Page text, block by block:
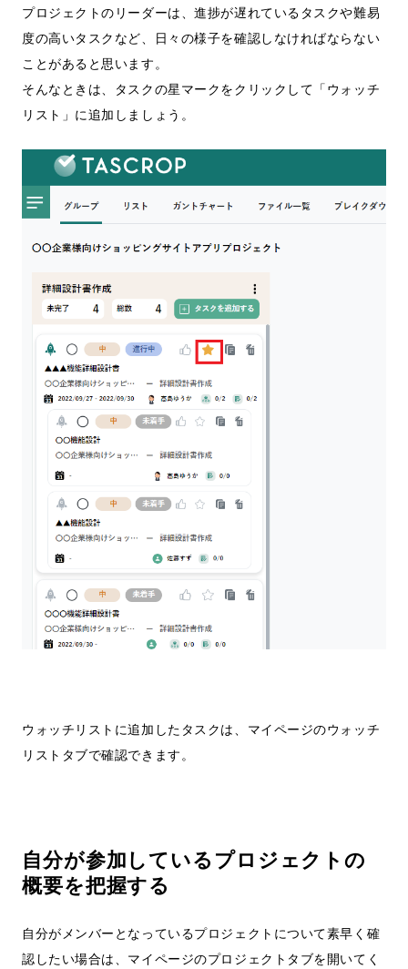
プロジェクトのリーダーは、進捗が遅れているタスクや難易
度の高いタスクなど、日々の様子を確認しなければならない
ことがあると思います。
そんなときは、タスクの星マークをクリックして「ウォッチ
リスト」に追加しましょう。
ウォッチリストに追加したタスクは、マイページのウォッチ
リストタブで確認できます。
自分が参加しているプロジェクトの
概要を把握する
自分がメンバーとなっているプロジェクトについて素早く確
認したい場合は、マイページのプロジェクトタブを開いてく